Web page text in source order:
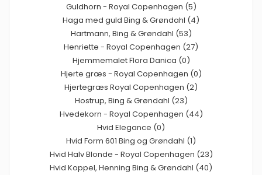
Guldhorn - Royal Copenhagen (5)
Haga med guld Bing & Grøndahl (4)
Hartmann, Bing & Grøndahl (53)
Henriette - Royal Copenhagen (27)
Hjemmemalet Flora Danica (0)
Hjerte græs - Royal Copenhagen (0)
Hjertegræs Royal Copenhagen (2)
Hostrup, Bing & Grøndahl (23)
Hvedekorn - Royal Copenhagen (44)
Hvid Elegance (0)
Hvid Form 601 Bing og Grøndahl (1)
Hvid Halv Blonde - Royal Copenhagen (23)
Hvid Koppel, Henning Bing & Grøndahl (40)